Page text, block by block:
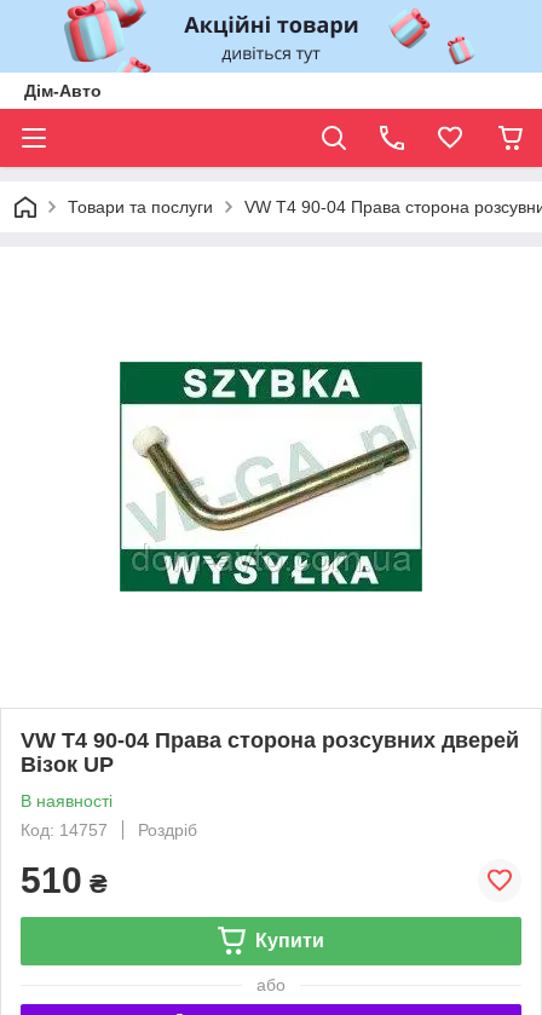
Дім-Авто
Товари та послуги VW T4 90-04 Права сторона
VW T4 90-04 Права сторона розсувних дверей
Візок UP
В наявності
Код: 14757
Роздріб
510 ₴
Купити
або